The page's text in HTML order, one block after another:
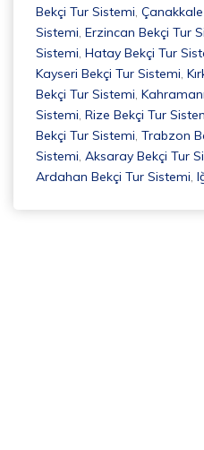
Bekçi Tur Sistemi,
Sistemi, Erzincan Bekçi Tur
Sistemi, Hatay Bekçi Tur
Kayseri Bekçi Tur Sistemi,
Bekçi Tur Sistemi,
Sistemi, Rize Bekçi Tur
Bekçi Tur Sistemi, Trabzon
Sistemi, Aksaray Bekçi Tur
Ardahan Bekçi Tur Sistemi,